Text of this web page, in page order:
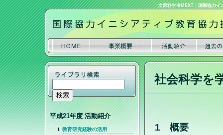
文部科学省MEXT｜国際協力イ
平成21年度 活動紹介
教育研究経験の活用
社会科学を
1 概要